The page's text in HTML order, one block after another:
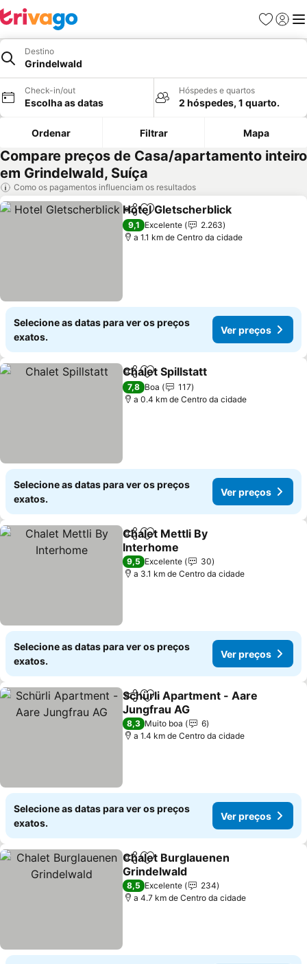
Favoritos
Iniciar
Destino
Grindelwald
Check-in/out
Escolha as datas
Hóspedes e quartos
2 hóspedes, 1 quarto.
Ordenar Filtrar Mapa
Compare preços de Casa/apartamento inteiro
em Grindelwald, Suíça
Como os pagamentos influenciam os resultados
PartilharAdicionar aos favoritos
Hotel Gletscherblick
9,1 Excelente
2.263
a 1.1 km de Centro da cidade
Selecione as datas para ver os preços
exatos.
Ver preços
PartilharAdicionar aos favoritos
Chalet Spillstatt
7,8 Boa
117
a 0.4 km de Centro da cidade
Selecione as datas para ver os preços
exatos.
Ver preços
PartilharAdicionar aos favoritos
Chalet Mettli By
Interhome
9,5 Excelente
30
a 3.1 km de Centro da cidade
Selecione as datas para ver os preços
exatos.
Ver preços
PartilharAdicionar aos favoritos
Schürli Apartment - Aare
Jungfrau AG
8,3 Muito boa
6
a 1.4 km de Centro da cidade
Selecione as datas para ver os preços
exatos.
Ver preços
PartilharAdicionar aos favoritos
Chalet Burglauenen
Grindelwald
8,5 Excelente
234
a 4.7 km de Centro da cidade